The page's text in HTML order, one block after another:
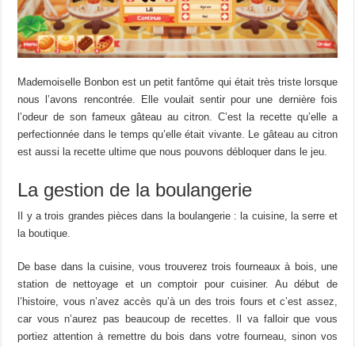
Mademoiselle Bonbon est un petit fantôme qui était très triste lorsque
nous
l’avons rencontrée.
Elle voulait sentir pour une dernière fois
l’odeur de son fameux gâteau au citron. C’est la recette qu’elle a
perfectionnée dans le temps qu’elle était vivante. Le gâteau au citron
est aussi la recette ultime que nous pouvons débloquer dans le jeu.
La gestion de la boulangerie
Il y a trois grandes pièces dans la boulangerie : la cuisine, laserre et
la boutique.
De base dans la cuisine, vous trouverez trois fourneaux à bois, une
station de nettoyage et un comptoir pour cuisiner. Au début de
l’histoire, vous n’avez accès qu’à un des trois fours et c’est assez,
car vous n’aurez pas beaucoup de recettes.
Il va falloir que vous
portiez attention à remettre du bois dans votre fourneau, sinon vos